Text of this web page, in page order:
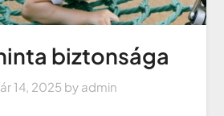
biztonsága
14, 2025 by admin